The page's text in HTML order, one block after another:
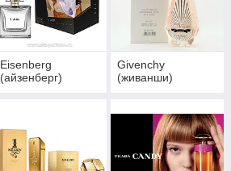
Eisenberg
(айзенберг)
Givenchy
(живанши)